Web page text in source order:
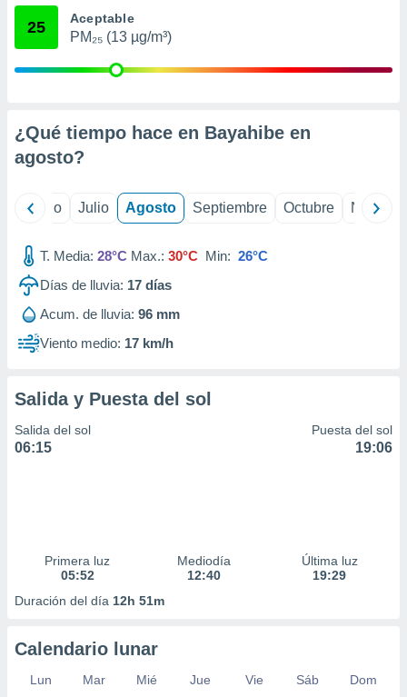
publicidad
1199
25 Aceptable
PM₂₅ (13 µg/m³)
¿Qué tiempo hace en Bayahibe en
agosto?
Junio Julio Agosto Septiembre Octubre
T. Media: 28°C Max.: 30°C Min: 26°C
Días de lluvia: 17 días
Acum. de lluvia: 96 mm
Viento medio: 17 km/h
Salida y Puesta del sol
Salida del sol
06:15
Puesta del sol
19:06
Primera luz
05:52
Mediodía
12:40
Última luz
19:29
Duración del día 12h 51m
Calendario lunar
Lun Mar Mié Jue Vie Sáb
Dom